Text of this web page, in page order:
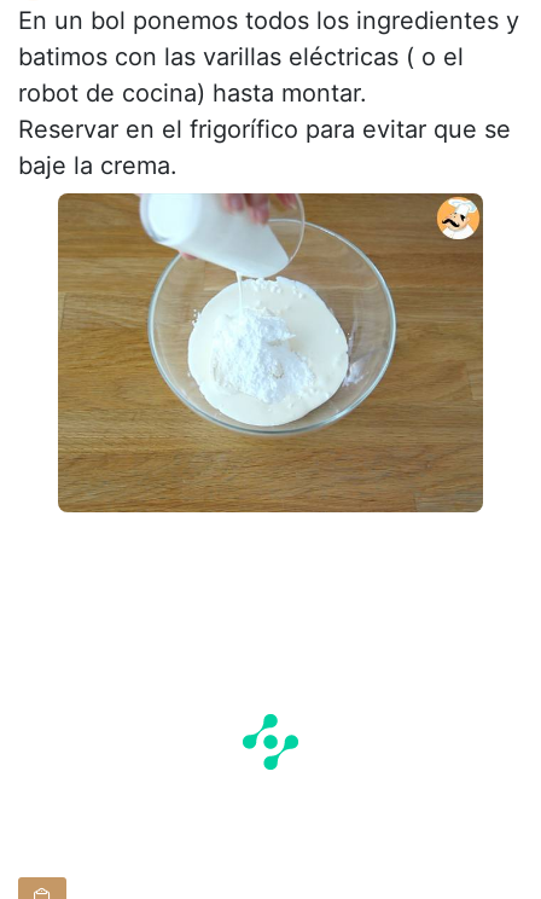
En un bol ponemos todos los ingredientes y
batimos con las varillas eléctricas ( o el
robot de cocina) hasta montar.
Reservar en el frigorífico para evitar que se
baje la crema.